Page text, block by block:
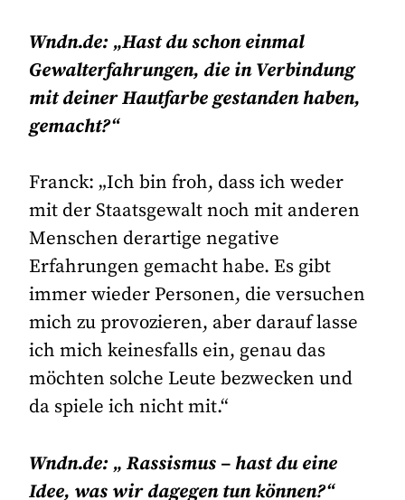
Wndn.de: „Hast du schon einmal
Gewalterfahrungen, die in Verbindung
mit deiner Hautfarbe gestanden haben,
gemacht?“
Franck: „Ich bin froh, dass ich weder
mit der Staatsgewalt noch mit anderen
Menschen derartige negative
Erfahrungen gemacht habe. Es gibt
immer wieder Personen, die versuchen
mich zu provozieren, aber darauf lasse
ich mich keinesfalls ein, genau das
möchten solche Leute bezwecken und
da spiele ich nicht mit.“
Wndn.de: „ Rassismus – hast du eine
Idee, was wir dagegen tun können?“